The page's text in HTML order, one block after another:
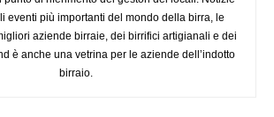
eventi più importanti del mondo della birra, le
aziende birraie, dei birrifici artigianali e dei
è anche una vetrina per le aziende dell’indotto
birraio.